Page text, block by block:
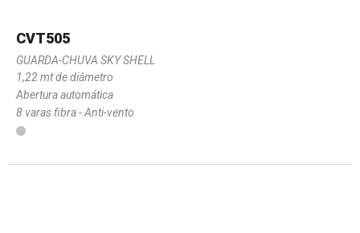
CVT505
GUARDA-CHUVA SKY SHELL
1,22 mt de diâmetro
Abertura automática
8 varas fibra - Anti-vento